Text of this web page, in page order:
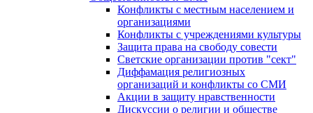
Конфликты с местным населением и
организациями
Конфликты с учреждениями культуры
Защита права на свободу совести
Светские организации против "сект"
Диффамация религиозных
организаций и конфликты со СМИ
Акции в защиту нравственности
Дискуссии о религии и обществе